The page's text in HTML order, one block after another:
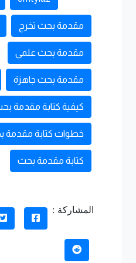
مقدمة بحث تخرج
مقدمة بحث علمي
مقدمة بحث جاهزة
كيفية كتابة مقدمة
خطوات كتابة مقدمة
كتابة مقدمة بحث
المشاركة :